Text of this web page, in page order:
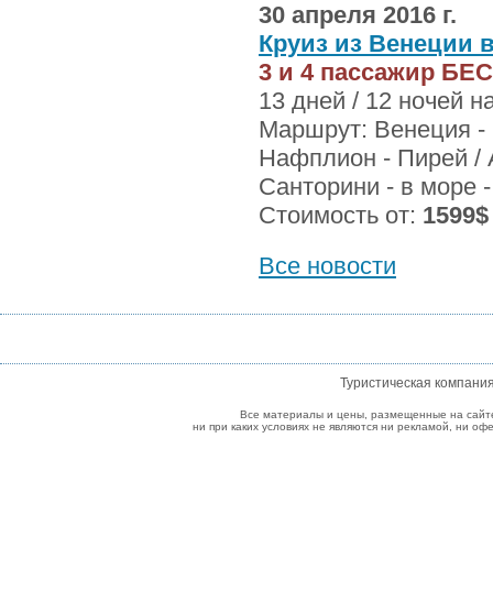
30 апреля 2016 г.
Круиз из Венеции
3 и 4 пассажир
13 дней / 12 ночей
Маршрут: Венеция -
Нафплион - Пирей /
Санторини - в море
Стоимость от: 1599$
Все новости
Туристическая
Все материалы и цены, размещенные на
ни при каких условиях не являются ни рекламой, ни